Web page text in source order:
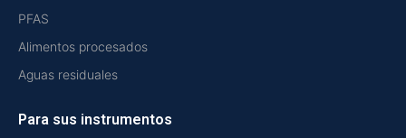
PFAS
Alimentos procesados
Aguas residuales
Para sus instrumentos